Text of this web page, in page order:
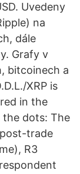
Uvedeny
na
dále
Grafy v
bitcoinech a
XRP is
in the
the dots: The
trade
R3